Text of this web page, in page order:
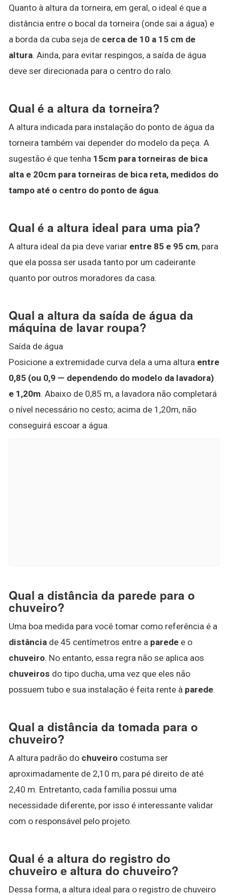
Quanto à altura da torneira, em geral, o ideal é que a
distância entre o bocal da torneira (onde sai a água) e
a borda da cuba seja de cerca de 10 a 15 cm de
altura. Ainda, para evitar respingos, a saída de água
deve ser direcionada para o centro do ralo.
Qual é a altura da torneira?
A altura indicada para instalação do ponto de água da
torneira também vai depender do modelo da peça. A
sugestão é que tenha 15cm para torneiras de bica
alta e 20cm para torneiras de bica reta, medidos do
tampo até o centro do ponto de água.
Qual é a altura ideal para uma pia?
A altura ideal da pia deve variar entre 85 e 95 cm, para
que ela possa ser usada tanto por um cadeirante
quanto por outros moradores da casa.
Qual a altura da saída de água da
máquina de lavar roupa?
Saída de água
Posicione a extremidade curva dela a uma altura entre
0,85 (ou 0,9 — dependendo do modelo da lavadora)
e 1,20m. Abaixo de 0,85 m, a lavadora não completará
o nível necessário no cesto; acima de 1,20m, não
conseguirá escoar a água.
Qual a distância da parede para o
chuveiro?
Uma boa medida para você tomar como referência é a
distância de 45 centímetros entre a parede e o
chuveiro. No entanto, essa regra não se aplica aos
chuveiros do tipo ducha, uma vez que eles não
possuem tubo e sua instalação é feita rente à parede.
Qual a distância da tomada para o
chuveiro?
A altura padrão do chuveiro costuma ser
aproximadamente de 2,10 m, para pé direito de até
2,40 m. Entretanto, cada família possui uma
necessidade diferente, por isso é interessante validar
com o responsável pelo projeto.
Qual é a altura do registro do
chuveiro e altura do chuveiro?
Dessa forma, a altura ideal para o registro de chuveiro